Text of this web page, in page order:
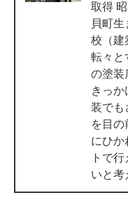
取得
貝町
校（建
転々と
の塗装
きっか
装でも
を目の
にひか
トで
いと考